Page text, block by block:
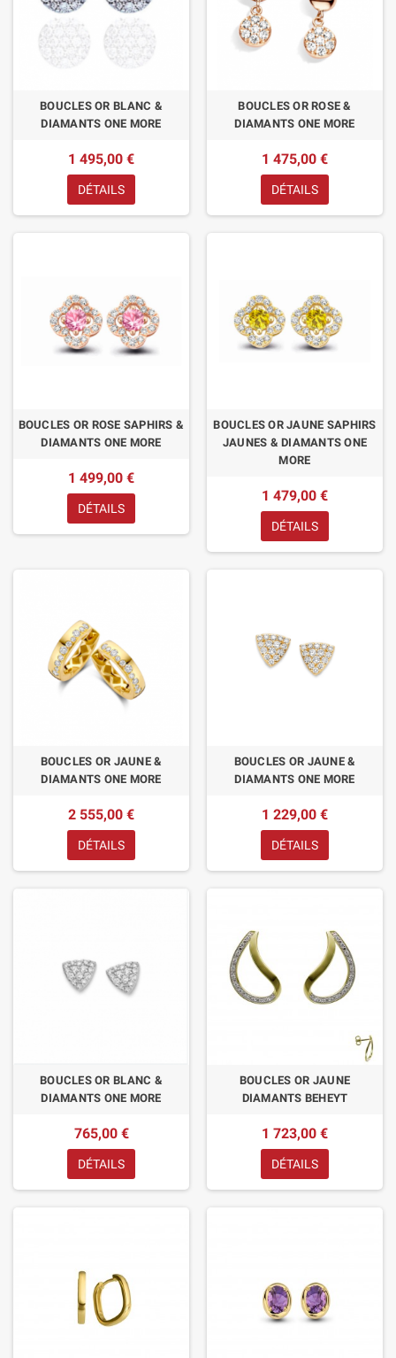
BOUCLES OR BLANC &
DIAMANTS ONE MORE
1 495,00 €
DÉTAILS
BOUCLES OR ROSE &
DIAMANTS ONE MORE
1 475,00 €
DÉTAILS
BOUCLES OR ROSE SAPHIRS &
DIAMANTS ONE MORE
1 499,00 €
DÉTAILS
BOUCLES OR JAUNE SAPHIRS
JAUNES & DIAMANTS ONE
MORE
1 479,00 €
DÉTAILS
BOUCLES OR JAUNE &
DIAMANTS ONE MORE
2 555,00 €
DÉTAILS
BOUCLES OR JAUNE &
DIAMANTS ONE MORE
1 229,00 €
DÉTAILS
BOUCLES OR BLANC &
DIAMANTS ONE MORE
765,00 €
DÉTAILS
BOUCLES OR JAUNE
DIAMANTS BEHEYT
1 723,00 €
DÉTAILS